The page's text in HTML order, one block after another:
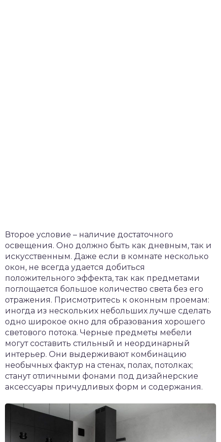
Второе условие – наличие достаточного
освещения. Оно должно быть как дневным, так и
искусственным. Даже если в комнате несколько
окон, не всегда удается добиться
положительного эффекта, так как предметами
поглощается большое количество света без его
отражения. Присмотритесь к оконным проемам:
иногда из нескольких небольших лучше сделать
одно широкое окно для образования хорошего
светового потока. Черные предметы мебели
могут составить стильный и неординарный
интерьер. Они выдерживают комбинацию
необычных фактур на стенах, полах, потолках;
станут отличными фонами под дизайнерские
аксессуары причудливых форм и содержания.